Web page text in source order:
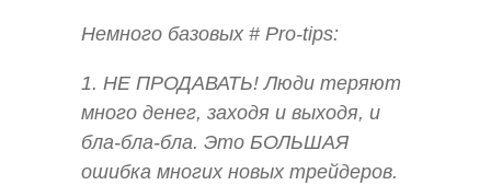
Немного базовых # Pro-tips:
1. НЕ ПРОДАВАТЬ! Люди теряют
много денег, заходя и выходя, и
бла-бла-бла. Это БОЛЬШАЯ
ошибка многих новых трейдеров.